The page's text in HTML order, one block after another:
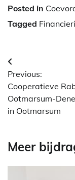
Posted in
Tagged
Previous:
Cooperatieve
Ootmarsum-
in Ootmarsum
Meer